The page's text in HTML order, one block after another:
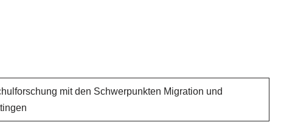
mit den Schwerpunkten Migration und